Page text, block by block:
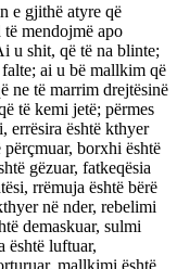
e gjithë atyre që
mendojmë apo
u shit, që të na blinte;
ai u bë mallkim që
ne të marrim drejtësinë
të kemi jetë; përmes
errësira është kthyer
borxhi është
gëzuar, fatkeqësia
rrëmuja është bërë
në nder, rebelimi
demaskuar, sulmi
është luftuar,
mallkimi është